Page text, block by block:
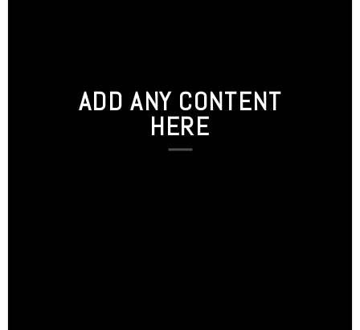
ADD ANY CONTENT
HERE